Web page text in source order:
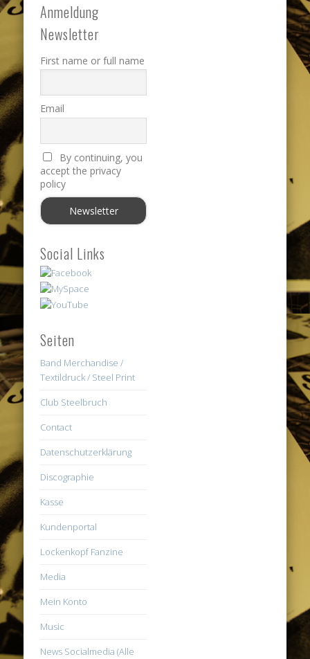
Anmeldung
Newsletter
First name or full name
Email
By continuing, you
accept the privacy
policy
Social Links
Seiten
Band Merchandise /
Textildruck / Steel Print
Club Steelbruch
Contact
Datenschutzerklärung
Discographie
Kasse
Kundenportal
Lockenkopf Fanzine
Media
Mein Konto
Music
News Socialmedia (Alle